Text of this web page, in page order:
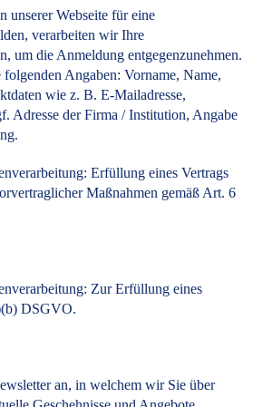
unserer Webseite für eine
verarbeiten wir Ihre
um die Anmeldung entgegenzunehmen.
Angaben: Vorname, Name,
wie z. B. E-Mailadresse,
Adresse der Firma / Institution, Angabe
Erfüllung eines Vertrags
Maßnahmen gemäß Art. 6
Zur Erfüllung eines
DSGVO.
an, in welchem wir Sie über